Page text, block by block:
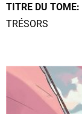
TITRE DU TOME:
TRÉSORS